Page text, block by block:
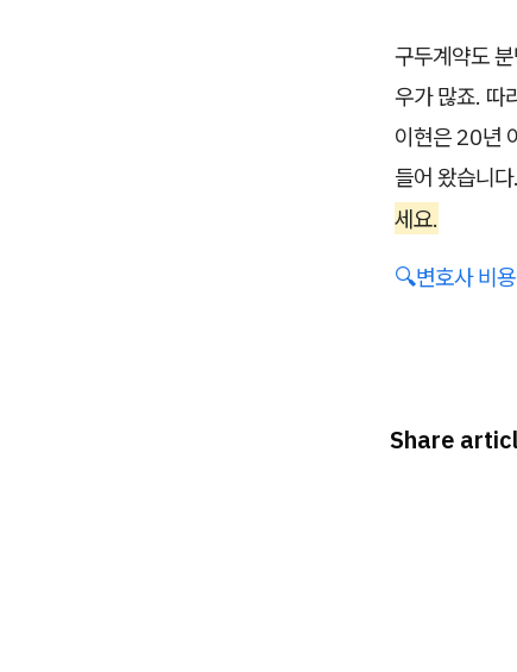
구두계약도
우가 많죠. 따
이현은 20년
들어 왔습니다.
세요.
🔍변호사 비
Share